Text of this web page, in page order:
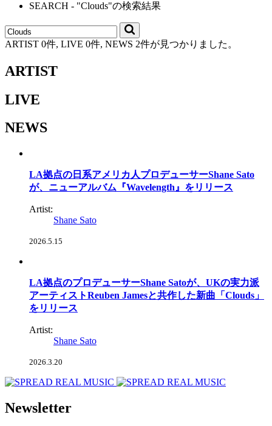
SEARCH - "Clouds"の検索結果
ARTIST 0件, LIVE 0件, NEWS 2件が見つかりました。
ARTIST
LIVE
NEWS
LA拠点の日系アメリカ人プロデューサーShane Sato
が、ニューアルバム『Wavelength』をリリース
Artist:
Shane Sato
2026.5.15
LA拠点のプロデューサーShane Satoが、UKの実力派
アーティストReuben Jamesと共作した新曲「Clouds」
をリリース
Artist:
Shane Sato
2026.3.20
Newsletter